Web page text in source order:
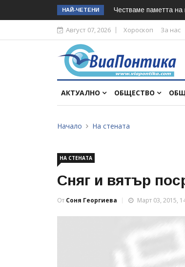
НАЙ-ЧЕТЕНИ Честваме паметта
Август 07, 2026 Хороскоп За нас
АКТУАЛНО ОБЩЕСТВО
Начало На стената
НА СТЕНАТА
Сняг и вятър
От Соня Георгиева Март 03, 2015,